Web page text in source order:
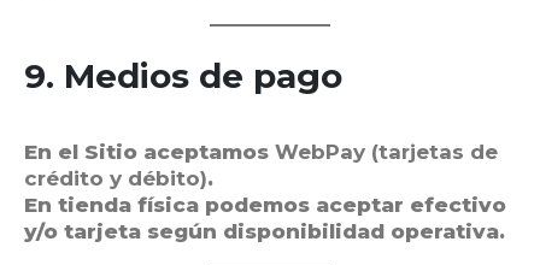
9. Medios de pago
En el Sitio aceptamos WebPay (tarjetas de
crédito y débito).
En tienda física podemos aceptar efectivo
y/o tarjeta según disponibilidad operativa.